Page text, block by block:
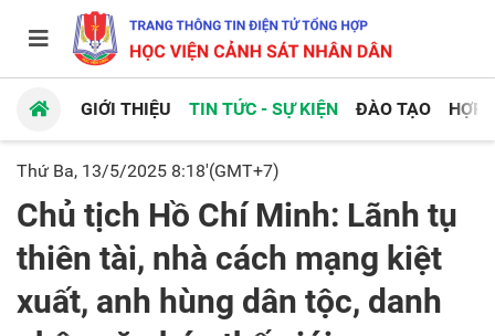
GIỚI THIỆU TIN TỨC - SỰ KIỆN ĐÀO TẠO HỢP
Thứ Ba, 13/5/2025 8:18'(GMT+7)
Chủ tịch Hồ Chí Minh: Lãnh tụ
thiên tài, nhà cách mạng kiệt
xuất, anh hùng dân tộc, danh